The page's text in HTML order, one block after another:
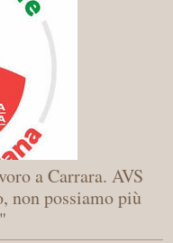
a Carrara. AVS
non possiamo più